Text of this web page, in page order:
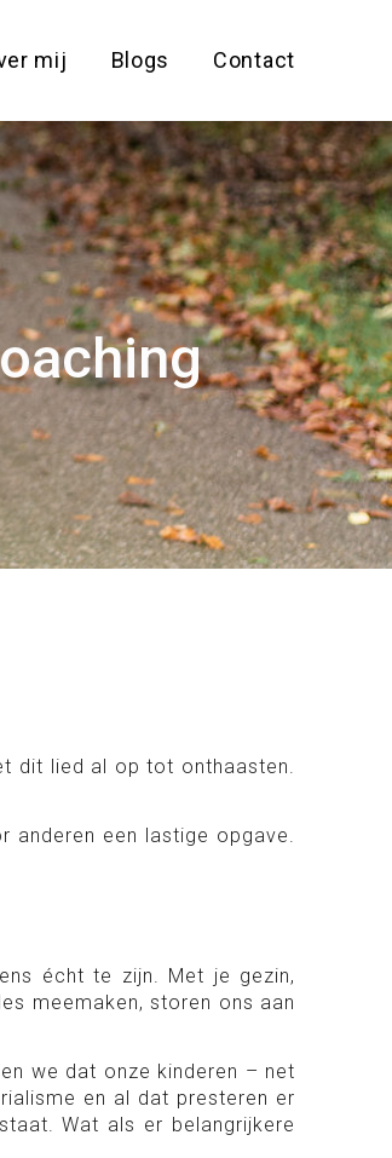
mij Blogs Contact
dit lied al op tot onthaasten.
anderen een lastige opgave.
écht te zijn. Met je gezin,
meemaken, storen ons aan
we dat onze kinderen – net
en al dat presteren er
Wat als er belangrijkere